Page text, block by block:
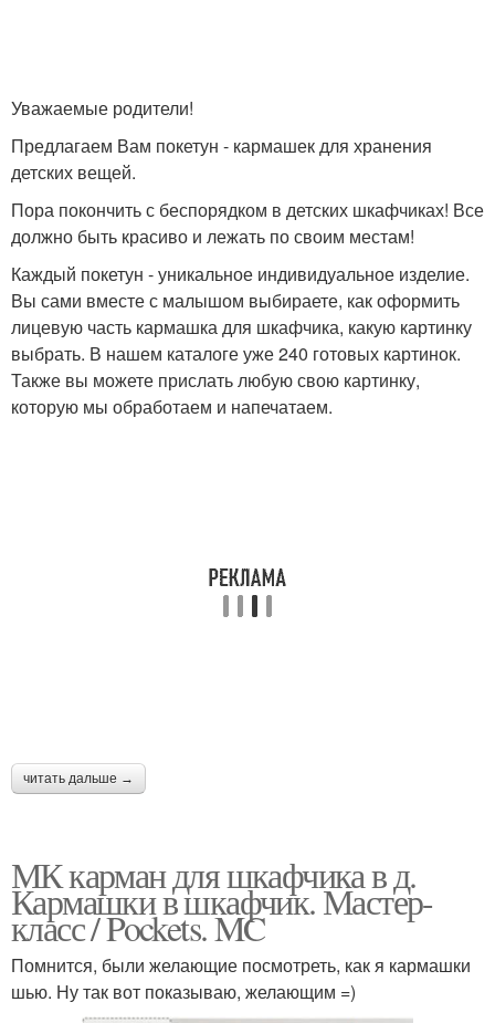
Карманы на шкафчик
Уважаемые родители!
Предлагаем Вам покетун - кармашек для хранения
детских вещей.
Пора покончить с беспорядком в детских шкафчиках! Все
должно быть красиво и лежать по своим местам!
Каждый покетун - уникальное индивидуальное изделие.
Вы сами вместе с малышом выбираете, как оформить
лицевую часть кармашка для шкафчика, какую картинку
выбрать. В нашем каталоге уже 240 готовых картинок.
Также вы можете прислать любую свою картинку,
которую мы обработаем и напечатаем.
читать дальше →
МК карман для шкафчика в д.
Кармашки в шкафчик. Мастер-
класс / Pockets. MC
Помнится, были желающие посмотреть, как я кармашки
шью. Ну так вот показываю, желающим =)